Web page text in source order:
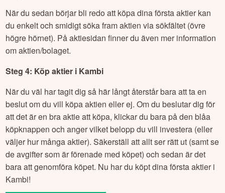
När du sedan börjar bli redo att köpa dina första aktier kan
du enkelt och smidigt söka fram aktien via sökfältet (övre
högre hörnet). På aktiesidan finner du även mer information
om aktien/bolaget.
Steg 4: Köp aktier i Kambi
När du väl har tagit dig så här långt återstår bara att ta en
beslut om du vill köpa aktien eller ej. Om du beslutar dig för
att det är en bra aktie att köpa, klickar du bara på den blåa
köpknappen och anger vilket belopp du vill investera (eller
väljer hur många aktier). Säkerställ att allt ser rätt ut (samt se
de avgifter som är förenade med köpet) och sedan är det
bara att genomföra köpet. Nu har du köpt dina första aktier i
Kambi!